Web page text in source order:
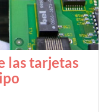
las tarjetas